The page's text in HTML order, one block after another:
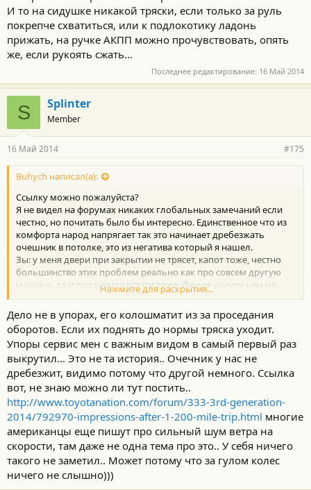
И то на сидушке никакой тряски, если только за руль
покрепче схватиться, или к подлокотику ладонь
прижать, на ручке АКПП можно прочувствовать, опять
же, если рукоять сжать...
Последнее редактирование: 16 Май 2014
S Splinter
Member
16 Май 2014 #175
Buhych написал(а):
Ссылку можно пожалуйста?
Я не видел на форумах никаких глобальных замечаний если
честно, но почитать было бы интересно. Единственное что из
комфорта народ напрягает так это начинает дребезжать
очешник в потолке, это из негатива который я нашел.
Зы: у меня двери при закрытии не трясет, капот тоже, честно
большинство этих проблем реально как про совсем другую
машину, да и про шумку кстати тоже. Лучше шумку чем на
этой машине я видел только на mdx и на меринах, правда не
шумка лучше, но это так исторически сложилось. А про тряску
капота на самом деле ощущение что просто упоры резиновые
надо поднять и все, чтобы он плотнее сидел
Нажмите для раскрытия...
Дело не в упорах, его колошматит из за проседания
оборотов. Если их поднять до нормы тряска уходит.
Упоры сервис мен с важным видом в самый первый раз
выкрутил... Это не та история.. Очечник у нас не
дребезжит, видимо потому что другой немного. Ссылка
вот, не знаю можно ли тут постить..
http://www.toyotanation.com/forum/333-3rd-generation-
2014/792970-impressions-after-1-200-mile-trip.html многие
американцы еще пишут про сильный шум ветра на
скорости, там даже не одна тема про это.. У себя ничего
такого не заметил.. Может потому что за гулом колес
ничего не слышно)))